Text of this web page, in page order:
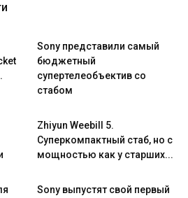
Sony представили самый
бюджетный
супертелеобъектив со
стабом
Zhiyun Weebill 5.
Cуперкомпактный стаб, но с
мощностью как у старших...
Sony выпустят свой первый